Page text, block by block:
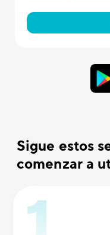
Sigue estos
comenzar a